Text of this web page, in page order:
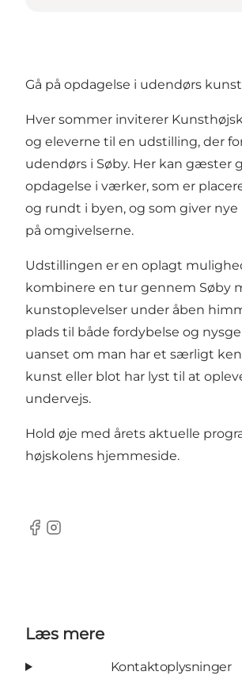
Gå på opdagelse i udendørs
Hver sommer inviterer
og eleverne til en udstilling, der
udendørs i Søby. Her kan gæster
opdagelse i værker, som er
og rundt i byen, og som giver
på omgivelserne.
Udstillingen er en oplagt
kombinere en tur gennem Søby
kunstoplevelser under åben
plads til både fordybelse og
uanset om man har et særligt
kunst eller blot har lyst til at
undervejs.
Hold øje med årets aktuelle
højskolens hjemmeside.
Facebook
Instagram
Læs mere
Kontaktoplysninger